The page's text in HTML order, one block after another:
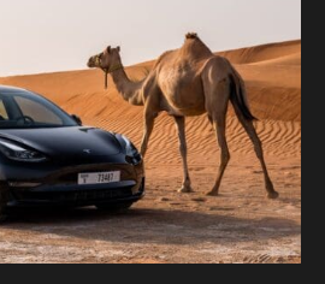
或更新版本的軟體才能支援這一
相比，加速升級提供了更經濟的選